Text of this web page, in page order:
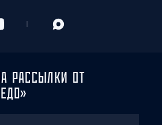
РАССЫЛКИ ОТ